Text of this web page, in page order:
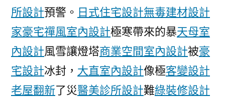
戶
網
－
國
發
展
所設計預警。 日式住宅設計無毒建材設計
家豪宅禪風室內設計極寒帶來的暴天母室
內設計風雪讓燈塔商業空間室內設計被豪
宅設計冰封， 大直室內設計像極客變設計
老屋翻新了災醫美診所設計難綠裝修設計